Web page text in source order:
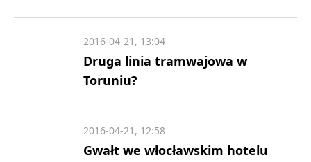
Druga linia tramwajowa w
Toruniu?
2016-04-21, 13:04
Gwałt we włocławskim hotelu
2016-04-21, 12:58